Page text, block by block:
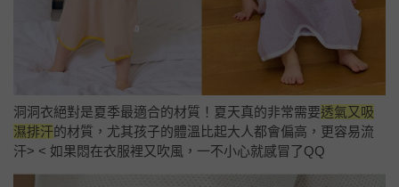
洞洞衣絕對是夏季最適合的材質！夏天真的非常需要透氣又吸
濕排汗的材質，尤其孩子的體溫比起大人都會偏高，更容易流
汗> < 如果悶在衣服裡又吹風，一不小心就感冒了QQ